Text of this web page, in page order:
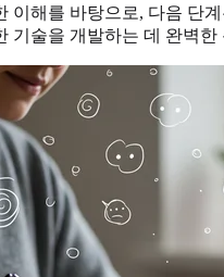
이해를 바탕으로, 다음 단
기술을 개발하는 데 완벽한